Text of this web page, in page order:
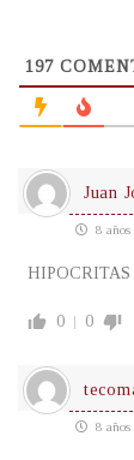
197
Juan
8 años
HIPOCRITAS
0 0
8 años